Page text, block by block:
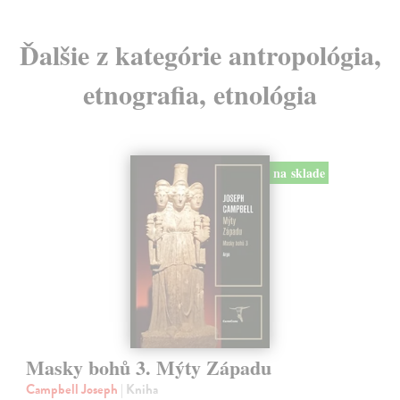
Ďalšie z kategórie antropológia,
etnografia, etnológia
na sklade
Masky bohů 3. Mýty Západu
Campbell Joseph | Kniha